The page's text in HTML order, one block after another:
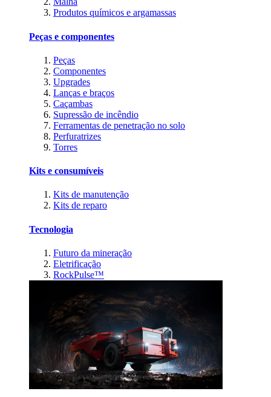
Produtos químicos e argamassas
Peças e componentes
Peças
Componentes
Upgrades
Lanças e braços
Caçambas
Supressão de incêndio
Ferramentas de penetração no solo
Perfuratrizes
Torres
Kits e consumíveis
Kits de manutenção
Kits de reparo
Tecnologia
Futuro da mineração
Eletrificação
RockPulse™